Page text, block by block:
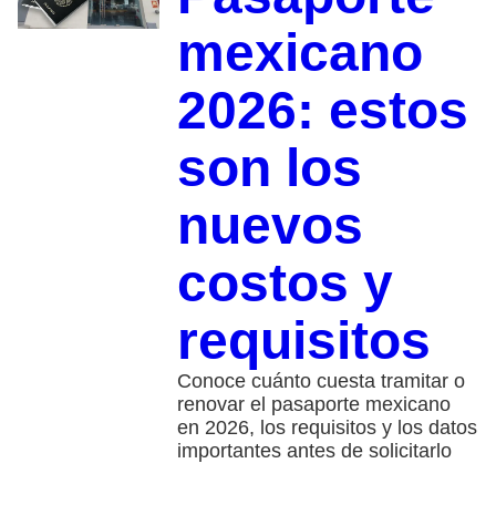
mexicano
2026: estos
son los
nuevos
costos y
requisitos
Conoce cuánto cuesta tramitar o
renovar el pasaporte mexicano
en 2026, los requisitos y los datos
importantes antes de solicitarlo